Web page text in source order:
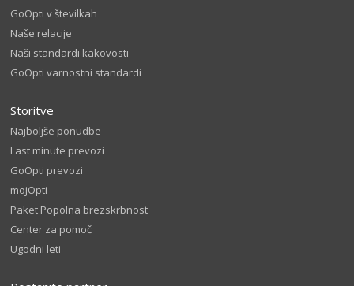
GoOpti v številkah
Naše relacije
Naši standardi kakovosti
GoOpti varnostni standardi
Storitve
Najboljše ponudbe
Last minute prevozi
GoOpti prevozi
mojOpti
Paket Popolna brezskrbnost
Center za pomoč
Ugodni leti